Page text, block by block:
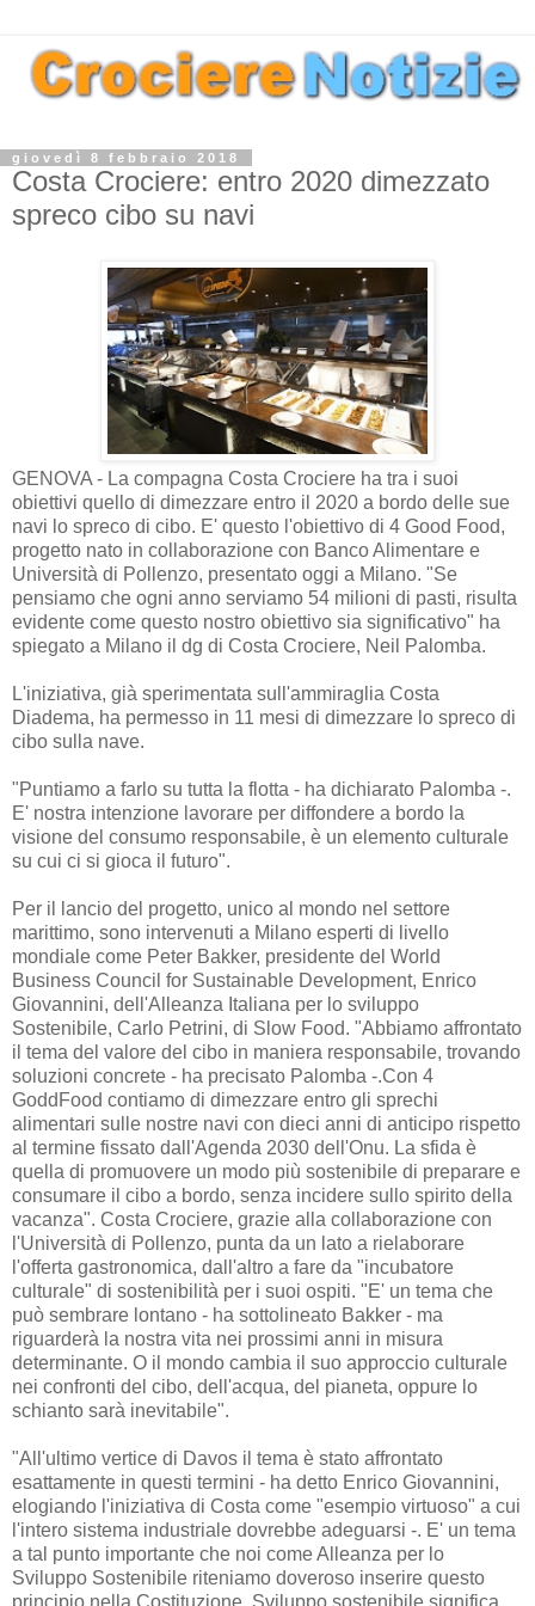
giovedì 8 febbraio 2018
Costa Crociere: entro 2020 dimezzato
spreco cibo su navi
GENOVA - La compagna Costa Crociere ha tra i suoi
obiettivi quello di dimezzare entro il 2020 a bordo delle sue
navi lo spreco di cibo. E' questo l'obiettivo di 4 Good Food,
progetto nato in collaborazione con Banco Alimentare e
Università di Pollenzo, presentato oggi a Milano. "Se
pensiamo che ogni anno serviamo 54 milioni di pasti, risulta
evidente come questo nostro obiettivo sia significativo" ha
spiegato a Milano il dg di Costa Crociere, Neil Palomba.
L'iniziativa, già sperimentata sull'ammiraglia Costa
Diadema, ha permesso in 11 mesi di dimezzare lo spreco di
cibo sulla nave.
"Puntiamo a farlo su tutta la flotta - ha dichiarato Palomba -.
E' nostra intenzione lavorare per diffondere a bordo la
visione del consumo responsabile, è un elemento culturale
su cui ci si gioca il futuro".
Per il lancio del progetto, unico al mondo nel settore
marittimo, sono intervenuti a Milano esperti di livello
mondiale come Peter Bakker, presidente del World
Business Council for Sustainable Development, Enrico
Giovannini, dell'Alleanza Italiana per lo sviluppo
Sostenibile, Carlo Petrini, di Slow Food. "Abbiamo affrontato
il tema del valore del cibo in maniera responsabile, trovando
soluzioni concrete - ha precisato Palomba -.Con 4
GoddFood contiamo di dimezzare entro gli sprechi
alimentari sulle nostre navi con dieci anni di anticipo rispetto
al termine fissato dall'Agenda 2030 dell'Onu. La sfida è
quella di promuovere un modo più sostenibile di preparare e
consumare il cibo a bordo, senza incidere sullo spirito della
vacanza". Costa Crociere, grazie alla collaborazione con
l'Università di Pollenzo, punta da un lato a rielaborare
l'offerta gastronomica, dall'altro a fare da "incubatore
culturale" di sostenibilità per i suoi ospiti. "E' un tema che
può sembrare lontano - ha sottolineato Bakker - ma
riguarderà la nostra vita nei prossimi anni in misura
determinante. O il mondo cambia il suo approccio culturale
nei confronti del cibo, dell'acqua, del pianeta, oppure lo
schianto sarà inevitabile".
"All'ultimo vertice di Davos il tema è stato affrontato
esattamente in questi termini - ha detto Enrico Giovannini,
elogiando l'iniziativa di Costa come "esempio virtuoso" a cui
l'intero sistema industriale dovrebbe adeguarsi -. E' un tema
a tal punto importante che noi come Alleanza per lo
Sviluppo Sostenibile riteniamo doveroso inserire questo
principio nella Costituzione. Sviluppo sostenibile significa